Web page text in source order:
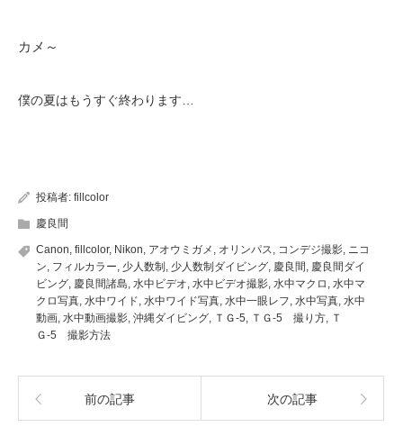
カメ～
僕の夏はもうすぐ終わります…
投稿者: fillcolor
慶良間
Canon fillcolor, Nikon アオウミガメ オリンパス コンデジ撮影 ニコ
ン フィルカラー 少人数制 少人数制ダイビング 慶良間 慶良間ダイ
ビング 慶良間諸島 水中ビデオ 水中ビデオ撮影 水中マクロ 水中マ
クロ写真 水中ワイド 水中ワイド写真 水中一眼レフ 水中写真 水中
動画 水中動画撮影 沖縄ダイビング ＴＧ-5 ＴＧ-5 撮り方
Ｔ
Ｇ-5 撮影方法
前の記事 次の記事